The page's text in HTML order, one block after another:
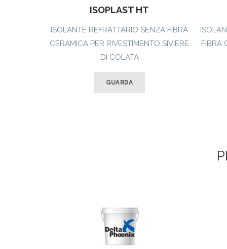
ISOPLAST HT
ISOLANTE REFRATTARIO SENZA FIBRA
CERAMICA PER RIVESTIMENTO SIVIERE
DI COLATA
GUARDA
FIBRA